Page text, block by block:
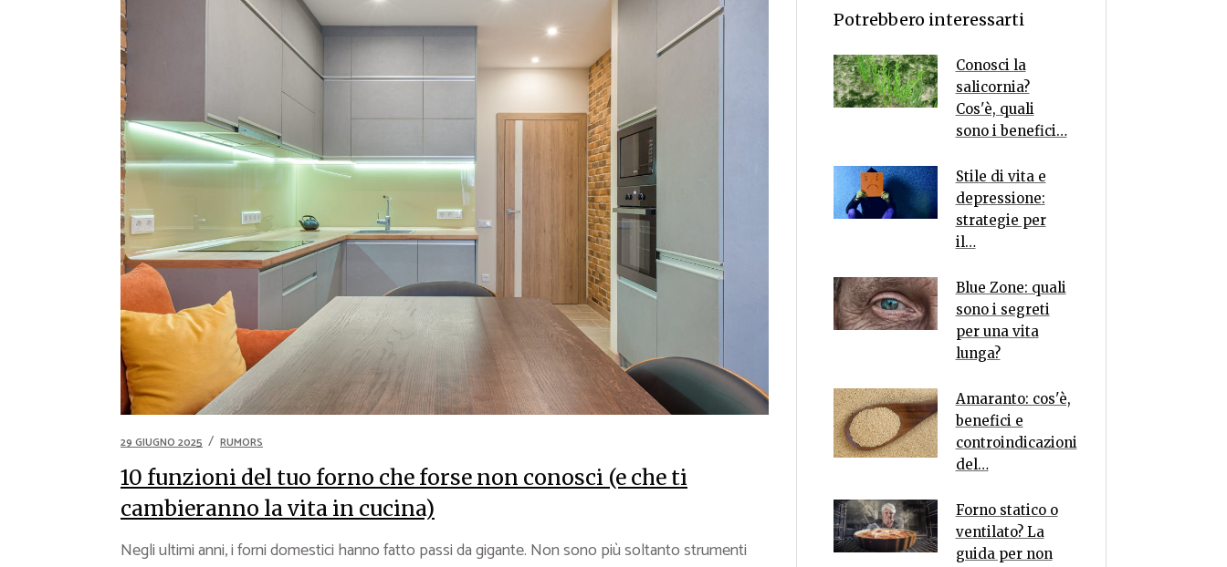
Ricette Piatti unici
Video Ricette
Ricette per Ingrediente
29 GIUGNO 2025 RUMORS
10 funzioni del tuo forno che forse non conosci (e che ti
cambieranno la vita in cucina)
Negli ultimi anni, i forni domestici hanno fatto passi da gigante. Non sono più soltanto strumenti
Potrebbero interessarti
Conosci la
salicornia?
Cos'è, quali
sono i benefici…
Stile di vita e
depressione:
strategie per
il…
Blue Zone: quali
sono i segreti
per una vita
lunga?
Amaranto: cos'è,
benefici e
controindicazioni
del…
Forno statico o
ventilato? La
guida per non